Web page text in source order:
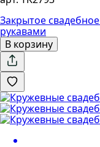
Закрытое
рукавами
В корзину